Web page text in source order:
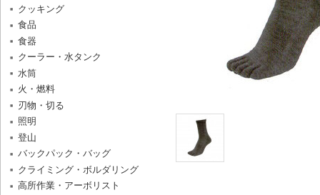
クッキング
食品
食器
クーラー・水タンク
水筒
火・燃料
刃物・切る
照明
登山
バックパック・バッグ
クライミング・ボルダリング
高所作業・アーボリスト